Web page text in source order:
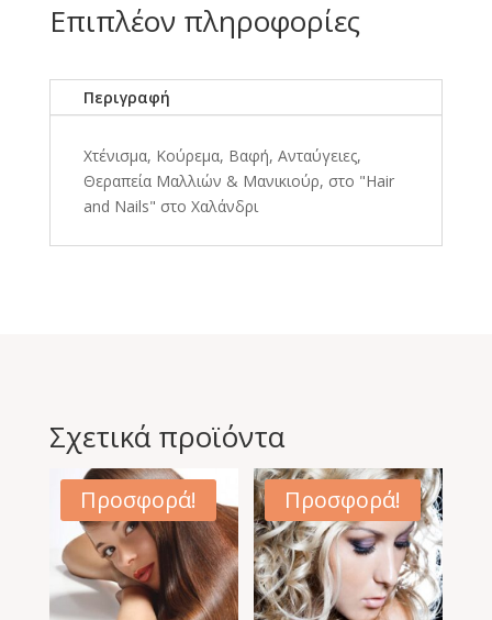
Επιπλέον πληροφορίες
Περιγραφή
Χτένισμα, Κούρεμα, Βαφή, Ανταύγειες,
Θεραπεία Μαλλιών & Μανικιούρ, στο "Hair
and Nails" στο Χαλάνδρι
Σχετικά προϊόντα
Προσφορά! Προσφορά!